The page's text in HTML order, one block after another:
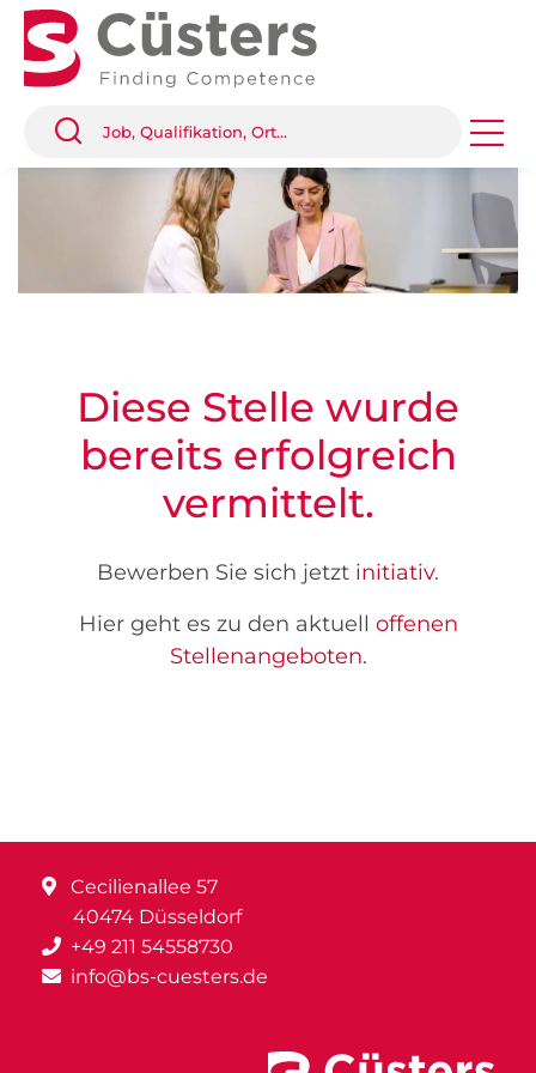
Diese Stelle wurde
bereits erfolgreich
vermittelt.
Bewerben Sie sich jetzt initiativ.
Hier geht es zu den aktuell offenen
Stellenangeboten.
Cecilienallee 57
40474 Düsseldorf
+49 211 54558730
info@bs-cuesters.de